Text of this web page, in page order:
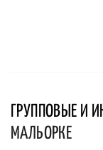
ГРУППОВЫЕ И
МАЛЬОРКЕ